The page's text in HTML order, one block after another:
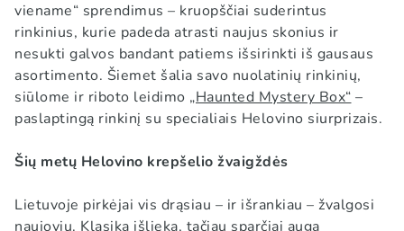
viename“ sprendimus – kruopščiai suderintus
rinkinius, kurie padeda atrasti naujus skonius ir
nesukti galvos bandant patiems išsirinkti iš gausaus
asortimento. Šiemet šalia savo nuolatinių rinkinių,
siūlome ir riboto leidimo „Haunted Mystery Box“ –
paslaptingą rinkinį su specialiais Helovino siurprizais.
Šių metų Helovino krepšelio žvaigždės
Lietuvoje pirkėjai vis drąsiau – ir išrankiau – žvalgosi
naujovių. Klasika išlieka, tačiau sparčiai auga